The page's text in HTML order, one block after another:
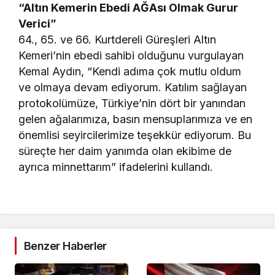
“Altın Kemerin Ebedi AĞAsı Olmak Gurur
Verici”
64., 65. ve 66. Kurtdereli Güreşleri Altın
Kemeri’nin ebedi sahibi olduğunu vurgulayan
Kemal Aydın, “Kendi adıma çok mutlu oldum
ve olmaya devam ediyorum. Katılım sağlayan
protokolümüze, Türkiye’nin dört bir yanından
gelen ağalarımıza, basın mensuplarımıza ve en
önemlisi seyircilerimize teşekkür ediyorum. Bu
süreçte her daim yanımda olan ekibime de
ayrıca minnettarım” ifadelerini kullandı.
Benzer Haberler